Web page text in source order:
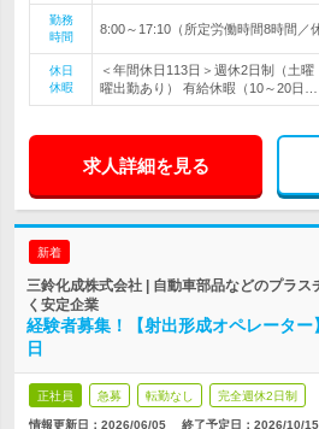
勤務
時間
8:00～17:10（所定労働時間8時間／
休日
休暇
＜年間休日113日＞週休2日制（土
曜出勤あり） 有給休暇（10～20日…
求人詳細を見る
新着
三鈴化成株式会社 | 自動車部品などのプラ
く安定企業
経験者募集！【射出形成オペレータ
日
正社員 急募 転勤なし 完全週休2日制
情報更新日：2026/06/05 終了予定日： 2026/10/15